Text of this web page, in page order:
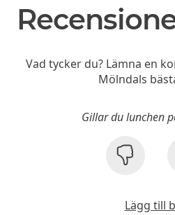
Vad tycker du? Lämna en
Mölndals
Gillar du lunchen
Lägg till